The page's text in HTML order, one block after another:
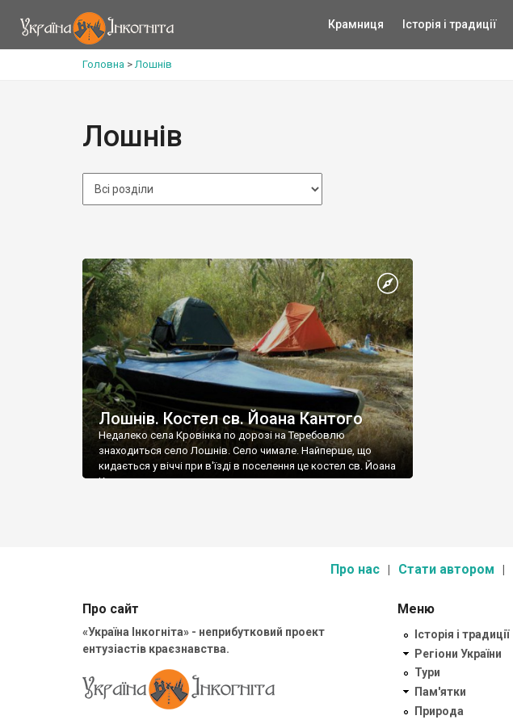
Крамниця Історія і традиції
Головна >Лошнів
Лошнів
Лошнів. Костел св. Йоана Кантого
Недалеко села Кровінка по дорозі на Теребовлю
знаходиться село Лошнів. Село чимале. Найперше, що
кидається у віччі при в'їзді в поселення це костел св. Йоана
Кантого:
Про нас Стати автором
Про сайт
«Україна Інкогніта» - неприбутковий проект
ентузіастів краєзнавства.
Меню
Історія і традиції
Регіони України
Тури
Пам'ятки
Природа